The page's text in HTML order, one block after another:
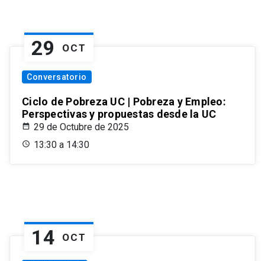
29 OCT
Conversatorio
Ciclo de Pobreza UC | Pobreza y Empleo:
Perspectivas y propuestas desde la UC
29 de Octubre de 2025
13:30 a 14:30
14 OCT